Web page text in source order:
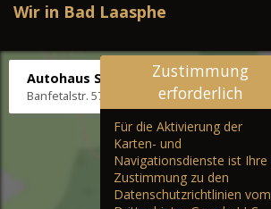
Wir in Bad Laasphe
Autohaus Stenger
Banfetalstr. 57, 57334 Bad Laasphe
Zustimmung
erforderlich
Für die Aktivierung der
Karten- und
Navigationsdienste ist Ihre
Zustimmung zu den
Datenschutzrichtlinien vom